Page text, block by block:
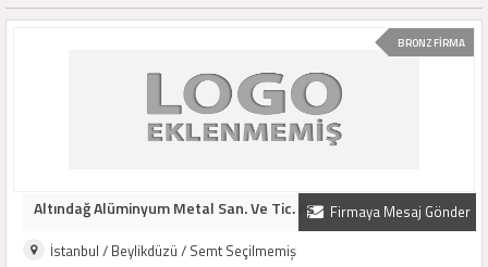
BRONZ FİRMA
Firmaya Mesaj Gönder
Altındağ Alüminyum Metal San. Ve Tic. Aş
İstanbul / Beylikdüzü / Semt Seçilmemiş